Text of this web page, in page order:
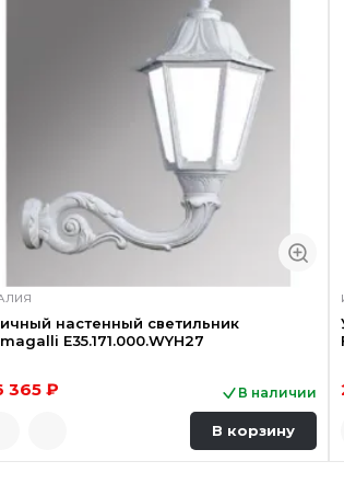
настенный светильник
E35.171.000.WYH27
365 ₽ В наличии
В корзину